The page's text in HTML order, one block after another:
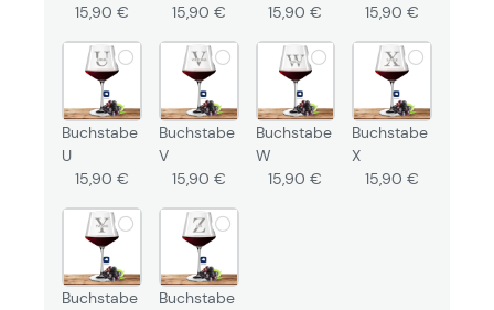
15,90 €
15,90 €
15,90 €
15,90 €
Buchstabe
U
15,90 €
Buchstabe
V
15,90 €
Buchstabe
W
15,90 €
Buchstabe
X
15,90 €
Buchstabe
Buchstabe